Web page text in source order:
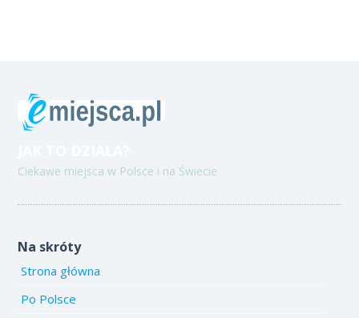
Ciekawe miejsca w Polsce i na Świecie
Na skróty
Strona główna
Po Polsce